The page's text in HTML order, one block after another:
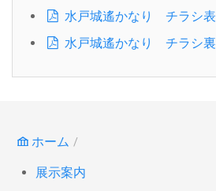
水戸城遙かなり チラシ表
水戸城遙かなり チラシ裏
ホーム
展示案内